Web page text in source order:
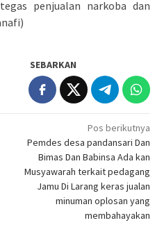
penjualan narkoba dan
SEBARKAN
Pos berikutnya
Pemdes desa pandansari Dan
Bimas Dan Babinsa Ada kan
Musyawarah terkait pedagang
Jamu Di Larang keras jualan
minuman oplosan yang
membahayakan